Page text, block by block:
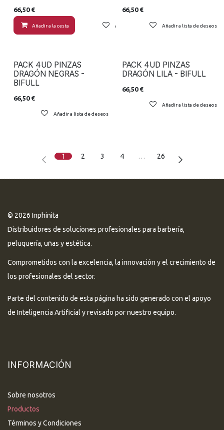
66,50€
Añadir a la cesta Añadir a lista de deseos
66,50€
Añadir a lista de deseos
PACK 4UD PINZAS
DRAGÓN NEGRAS -
BIFULL
66,50€
Añadir a lista de deseos
PACK 4UD PINZAS
DRAGÓN LILA - BIFULL
66,50€
Añadir a lista de deseos
1 2 3 4 … 26
© 2026 Inphinita
Distribuidores de soluciones profesionales para barbería,
peluquería, uñas y estética.
Comprometidos con la excelencia, la innovación y el crecimiento de
los profesionales del sector.
Parte del contenido de esta página ha sido generado con el apoyo
de Inteligencia Artificial y revisado por nuestro equipo.
INFORMACIÓN
Sobre nosotros
Productos
Términos y Condiciones